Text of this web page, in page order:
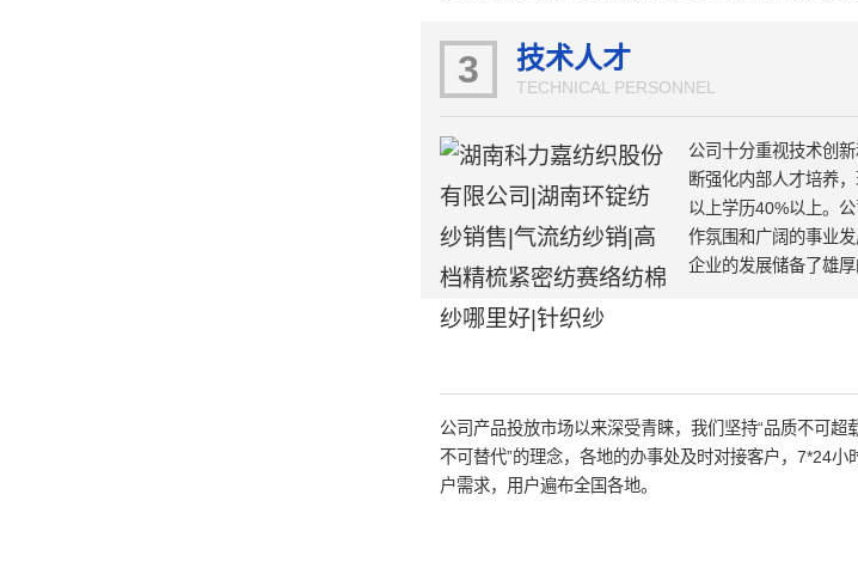
提供了保障。
3 技术人才
TECHNICAL PERSONNEL
公司十分重视技术创
断强化内部人才培养
以上学历40%以上。
作氛围和广阔的事业
企业的发展储备了雄厚
公司产品投放市场以来深受青睐，我们坚持“品质不可超
不可替代”的理念，各地的办事处及时对接客户，7*24小
户需求，用户遍布全国各地。